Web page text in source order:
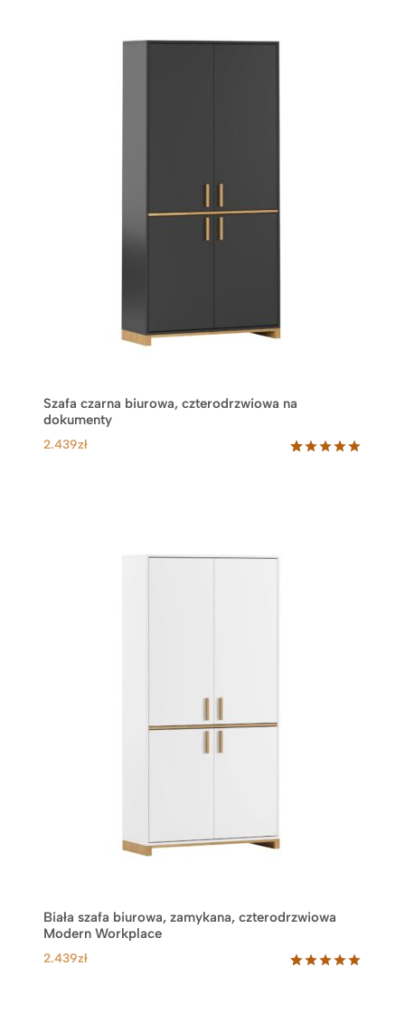
Szafa czarna biurowa, czterodrzwiowa na
dokumenty
2.439zł
Biała szafa biurowa, zamykana, czterodrzwiowa
Modern Workplace
2.439zł